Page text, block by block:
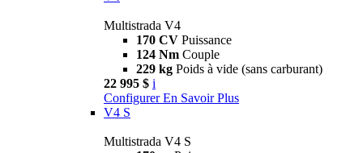
Multistrada V4
170 CV Puissance
124 Nm Couple
229 kg Poids à vide (sans carburant)
22 995 $ i
Configurer En Savoir Plus
V4 S
Multistrada V4 S